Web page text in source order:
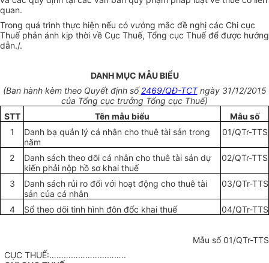
quan.
Trong quá trình thực hiện nếu có vướng mắc đề nghị các Chi cục
Thuế phản ánh kịp thời về Cục Thuế, Tổng cục Thuế để được hướng
dẫn./.
DANH MỤC MẪU BIỂU
(Ban hành kèm theo Quyết định số2469/QĐ-TCTngày 31/12/2015
của Tổng cục trưởng Tổng cục Thuế)
STT
Tên mẫu biểu Mẫu số
1
Danh bạ quản lý cá nhân cho thuê tài sản trong
năm
01/QTr-TTS
2
Danh sách theo dõi cá nhân cho thuê tài sản dự
kiến phải nộp hồ sơ khai thuế
02/QTr-TTS
3
Danh sách rủi ro đối với hoạt động cho thuê tài
sản của cá nhân
03/QTr-TTS
4 Sổ theo dõi tình hình đôn đốc khai thuế 04/QTr-TTS
Mẫu số 01/QTr-TTS
CỤC THUẾ:…………………………..